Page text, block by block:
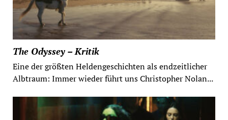
The Odyssey – Kritik
Eine der größten Heldengeschichten als endzeitlicher
Albtraum: Immer wieder führt uns Christopher Nolan...